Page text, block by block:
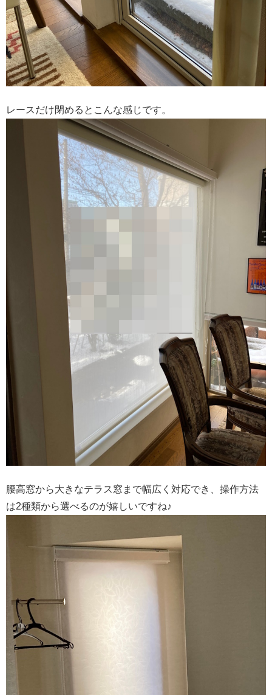
レースだけ閉めるとこんな感じです。
腰高窓から大きなテラス窓まで幅広く対応でき、操作方法
は2種類から選べるのが嬉しいですね♪